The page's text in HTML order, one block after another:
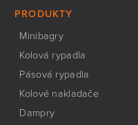
PRODUKTY
Minibagry
Kolová rypadla
Pásová rypadla
Kolové nakladače
Dampry